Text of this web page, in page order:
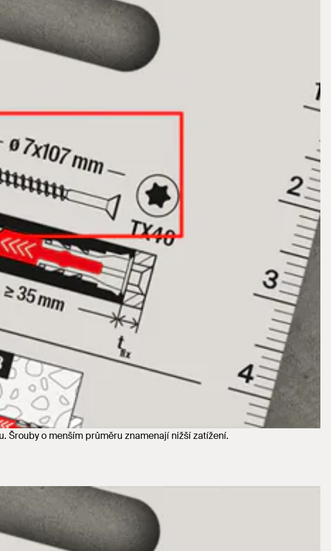
Šrouby o menším průměru znamenají nižší zatížení.